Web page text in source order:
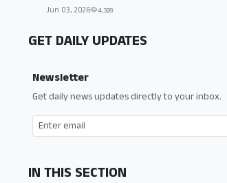
Jun 03, 2026 4,328
GET DAILY UPDATES
Newsletter
Get daily news updates directly to your inbox.
IN THIS SECTION